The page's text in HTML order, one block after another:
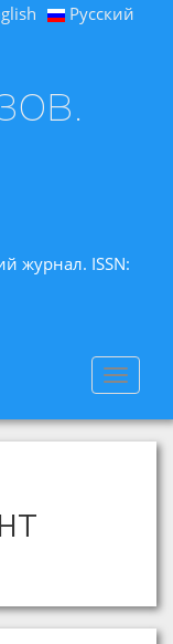
Русский
журнал. ISSN:
Toggle